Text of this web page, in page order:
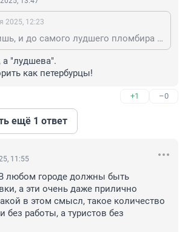
2025, 12:23
А там, глядишь, и до самого лудшего пломбира доживём!
а "лудшева".
как петербурцы!
+1 –0
ещё 1 ответ
11:55
любом городе должны быть
а эти очень даже прилично
в этом смысл, такое количество
без работы, а туристов без